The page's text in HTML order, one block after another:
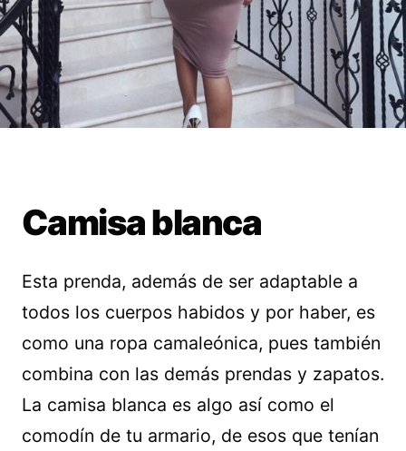
Camisa blanca
Esta prenda, además de ser adaptable a
todos los cuerpos habidos y por haber, es
como una ropa camaleónica, pues también
combina con las demás prendas y zapatos.
La camisa blanca es algo así como el
comodín de tu armario, de esos que tenían